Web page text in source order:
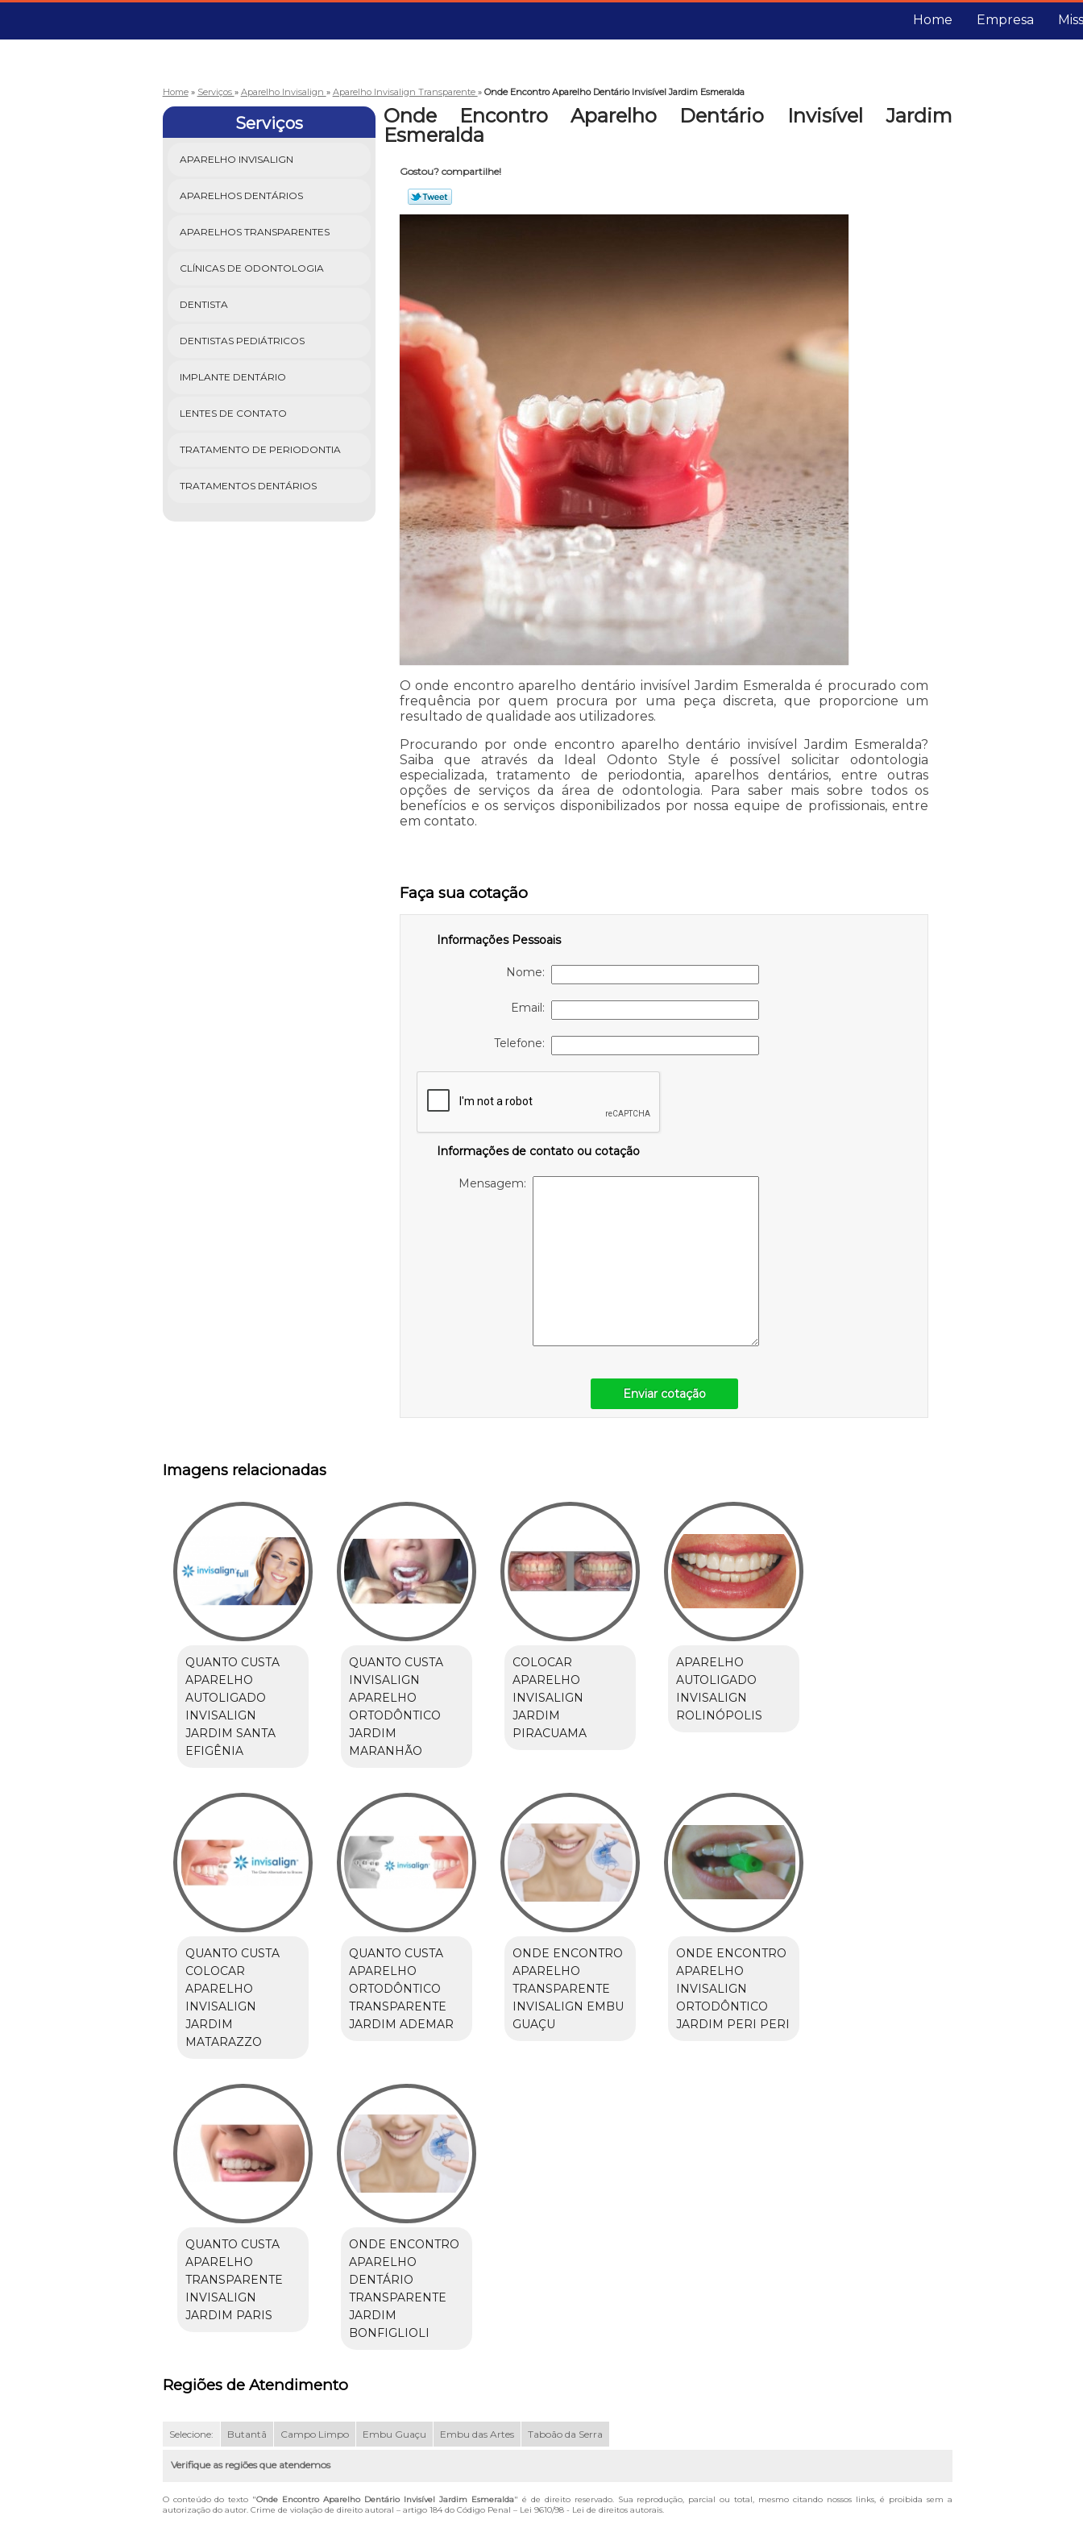
Home Empresa
Home » Serviços » Aparelho Invisalign » Aparelho Invisalign Transparente » Onde Encontro Aparelho Dentário Invisível Jardim Esmeralda
Serviços
APARELHO INVISALIGN
APARELHOS DENTÁRIOS
APARELHOS TRANSPARENTES
CLÍNICAS DE ODONTOLOGIA
DENTISTA
DENTISTAS PEDIÁTRICOS
IMPLANTE DENTÁRIO
LENTES DE CONTATO
TRATAMENTO DE PERIODONTIA
TRATAMENTOS DENTÁRIOS
Onde Encontro Aparelho Dentário Invisível Jardim
Esmeralda
Gostou? compartilhe!
O onde encontro aparelho dentário invisível Jardim Esmeralda é procurado com
frequência por quem procura por uma peça discreta, que proporcione um
resultado de qualidade aos utilizadores.
Procurando por onde encontro aparelho dentário invisível Jardim Esmeralda?
Saiba que através da Ideal Odonto Style é possível solicitar odontologia
especializada, tratamento de periodontia, aparelhos dentários, entre outras
opções de serviços da área de odontologia. Para saber mais sobre todos os
benefícios e os serviços disponibilizados por nossa equipe de profissionais, entre
em contato.
Faça sua cotação
Informações Pessoais
Nome:
Email:
Telefone:
Informações de contato ou cotação
Mensagem:
Enviar cotação
Imagens relacionadas
QUANTO CUSTA
APARELHO
AUTOLIGADO
INVISALIGN
JARDIM SANTA
EFIGÊNIA
QUANTO CUSTA
INVISALIGN
APARELHO
ORTODÔNTICO
JARDIM
MARANHÃO
COLOCAR
APARELHO
INVISALIGN
JARDIM
PIRACUAMA
APARELHO
AUTOLIGADO
INVISALIGN
ROLINÓPOLIS
QUANTO CUSTA
COLOCAR
APARELHO
INVISALIGN
JARDIM
MATARAZZO
QUANTO CUSTA
APARELHO
ORTODÔNTICO
TRANSPARENTE
JARDIM ADEMAR
ONDE ENCONTRO
APARELHO
TRANSPARENTE
INVISALIGN EMBU
GUAÇU
ONDE ENCONTRO
APARELHO
INVISALIGN
ORTODÔNTICO
JARDIM PERI PERI
QUANTO CUSTA
APARELHO
TRANSPARENTE
INVISALIGN
JARDIM PARIS
ONDE ENCONTRO
APARELHO
DENTÁRIO
TRANSPARENTE
JARDIM
BONFIGLIOLI
Regiões de Atendimento
Selecione: Butantã Campo Limpo Embu Guaçu Embu das Artes Taboão da Serra
Verifique as regiões que atendemos
O conteúdo do texto "Onde Encontro Aparelho Dentário Invisível Jardim Esmeralda" é de direito reservado. Sua reprodução, parcial ou total, mesmo citando nossos links, é proibida sem a
autorização do autor. Crime de violação de direito autoral – artigo 184 do Código Penal – Lei 9610/98 - Lei de direitos autorais.